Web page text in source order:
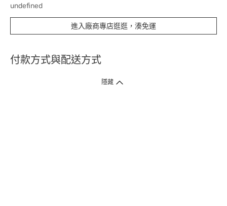
undefined
進入廠商專店逛逛，湊免運
付款方式與配送方式
隱藏